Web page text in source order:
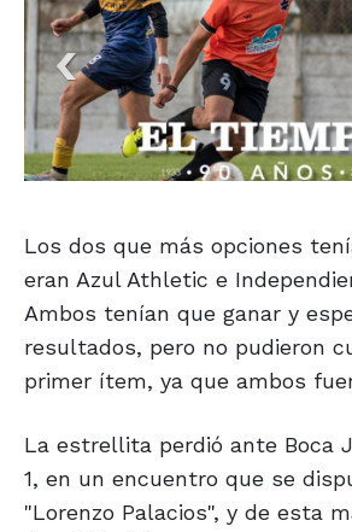
Los dos que más opciones
eran Azul Athletic e
Ambos tenían que ganar y
resultados, pero no pudieron
primer ítem, ya que ambos
La estrellita perdió ante Boca
1, en un encuentro que se
"Lorenzo Palacios", y de esta